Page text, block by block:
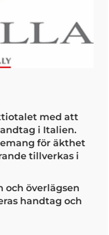
med att
i Italien.
för äkthet
tillverkas i
och överlägsen
handtag och